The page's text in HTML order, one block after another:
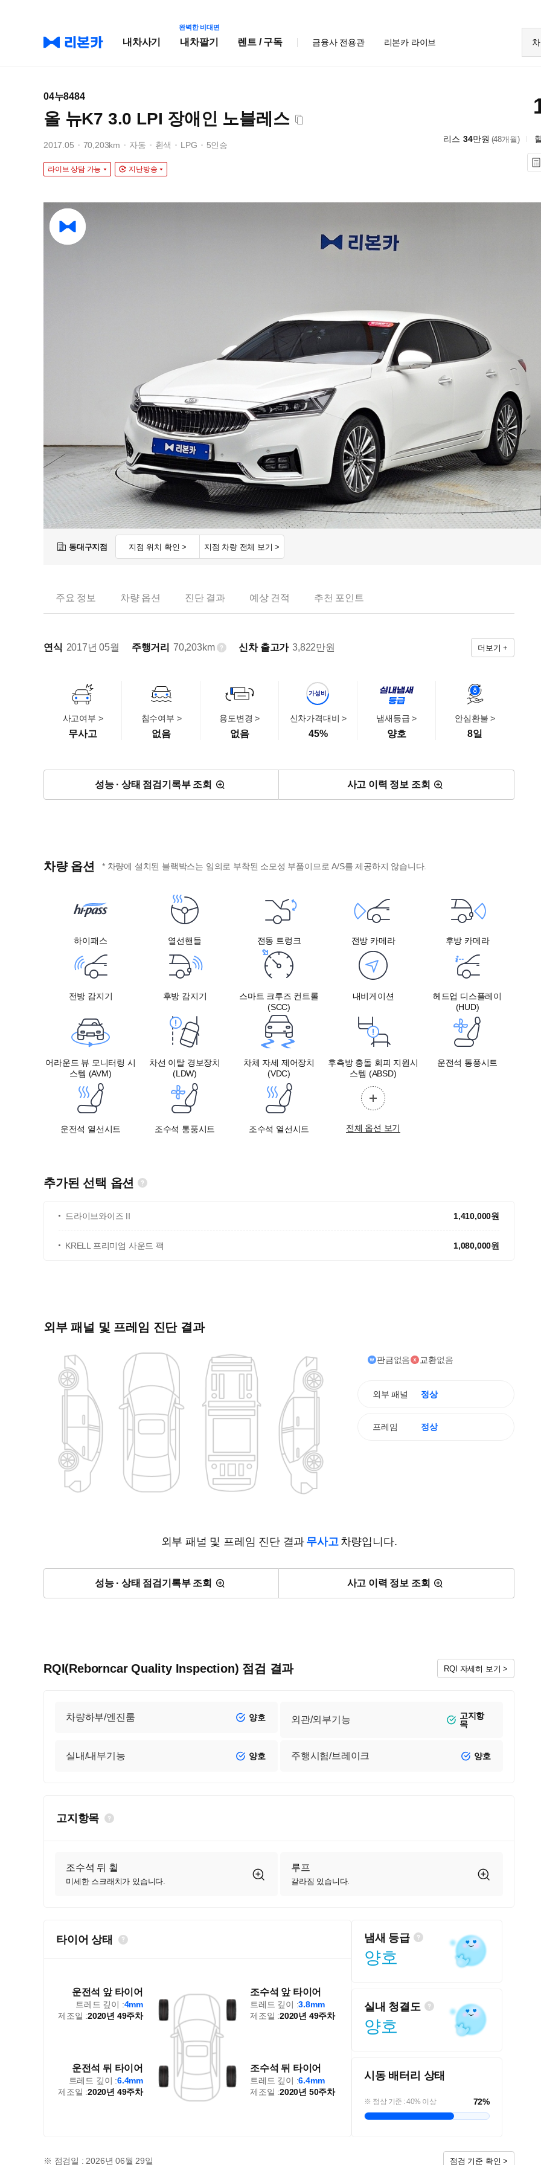
내차사기
완벽한 비대면
내차팔기 렌트 / 구독 금융사 전용관 리본카 라이브
04누8484
올 뉴K7 3.0 LPI 장애인 노블레스
2017.05 70,203km 자동 흰색 LPG 5인승
라이브 상담 가능 지난방송
리스 34만원 (48개월)
동대구지점 지점 위치 확인 > 지점 차량 전체 보기 >
주요 정보 차량 옵션 진단 결과 예상 견적 추천 포인트
연식 2017년 05월 주행거리 70,203km 신차 출고가 3,822만원 더보기 +
사고여부 >
무사고
침수여부 >
없음
용도변경 >
없음
가성비
신차가격대비 >
45%
냄새등급 >
양호
안심환불 >
8일
성능 · 상태 점검기록부 조회 사고 이력 정보 조회
차량 옵션 * 차량에 설치된 블랙박스는 임의로 부착된 소모성 부품이므로 A/S를 제공하지 않습니다.
하이패스 열선핸들 전동 트렁크 전방 카메라 후방 카메라
전방 감지기 후방 감지기
스마트 크루즈 컨트롤
(SCC)
내비게이션
헤드업 디스플레이
(HUD)
어라운드 뷰 모니터링 시
스템 (AVM)
차선 이탈 경보장치
(LDW)
차체 자세 제어장치
(VDC)
후측방 충돌 회피 지원시
스템 (ABSD)
운전석 통풍시트
운전석 열선시트 조수석 통풍시트 조수석 열선시트 전체 옵션 보기
추가된 선택 옵션
드라이브와이즈Ⅱ 1,410,000원
KRELL 프리미엄 사운드 팩 1,080,000원
외부 패널 및 프레임 진단 결과
판금없음 교환없음
외부 패널 정상
프레임 정상
외부 패널 및 프레임 진단 결과 무사고 차량입니다.
성능 · 상태 점검기록부 조회 사고 이력 정보 조회
RQI(Reborncar Quality Inspection) 점검 결과 RQI 자세히 보기 >
차량하부/엔진룸 양호 외관/외부기능
고지항
목
실내/내부기능 양호 주행시험/브레이크 양호
고지항목
조수석 뒤 휠
미세한 스크래치가 있습니다.
루프
갈라짐 있습니다.
타이어 상태
운전석 앞 타이어
트레드 깊이 :4mm
제조일 :2020년 49주차
운전석 뒤 타이어
트레드 깊이 :6.4mm
제조일 :2020년 49주차
조수석 뒤 타이어
트레드 깊이 :6.4mm
제조일 :2020년 50주차
조수석 앞 타이어
트레드 깊이 :3.8mm
제조일 :2020년 49주차
냄새 등급
양호
실내 청결도
양호
시동 배터리 상태
※ 정상 기준 : 40% 이상 72%
※ 점검일 : 2026년 06월 29일 점검 기준 확인 >